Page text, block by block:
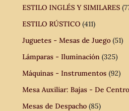
ESTILO INGLÉS Y SIMILARES
ESTILO RÚSTICO (411)
Juguetes - Mesas de Juego (51)
Lámparas - Iluminación (325)
Máquinas - Instrumentos (92)
Mesa Auxiliar: Bajas - De
Mesas de Despacho (85)